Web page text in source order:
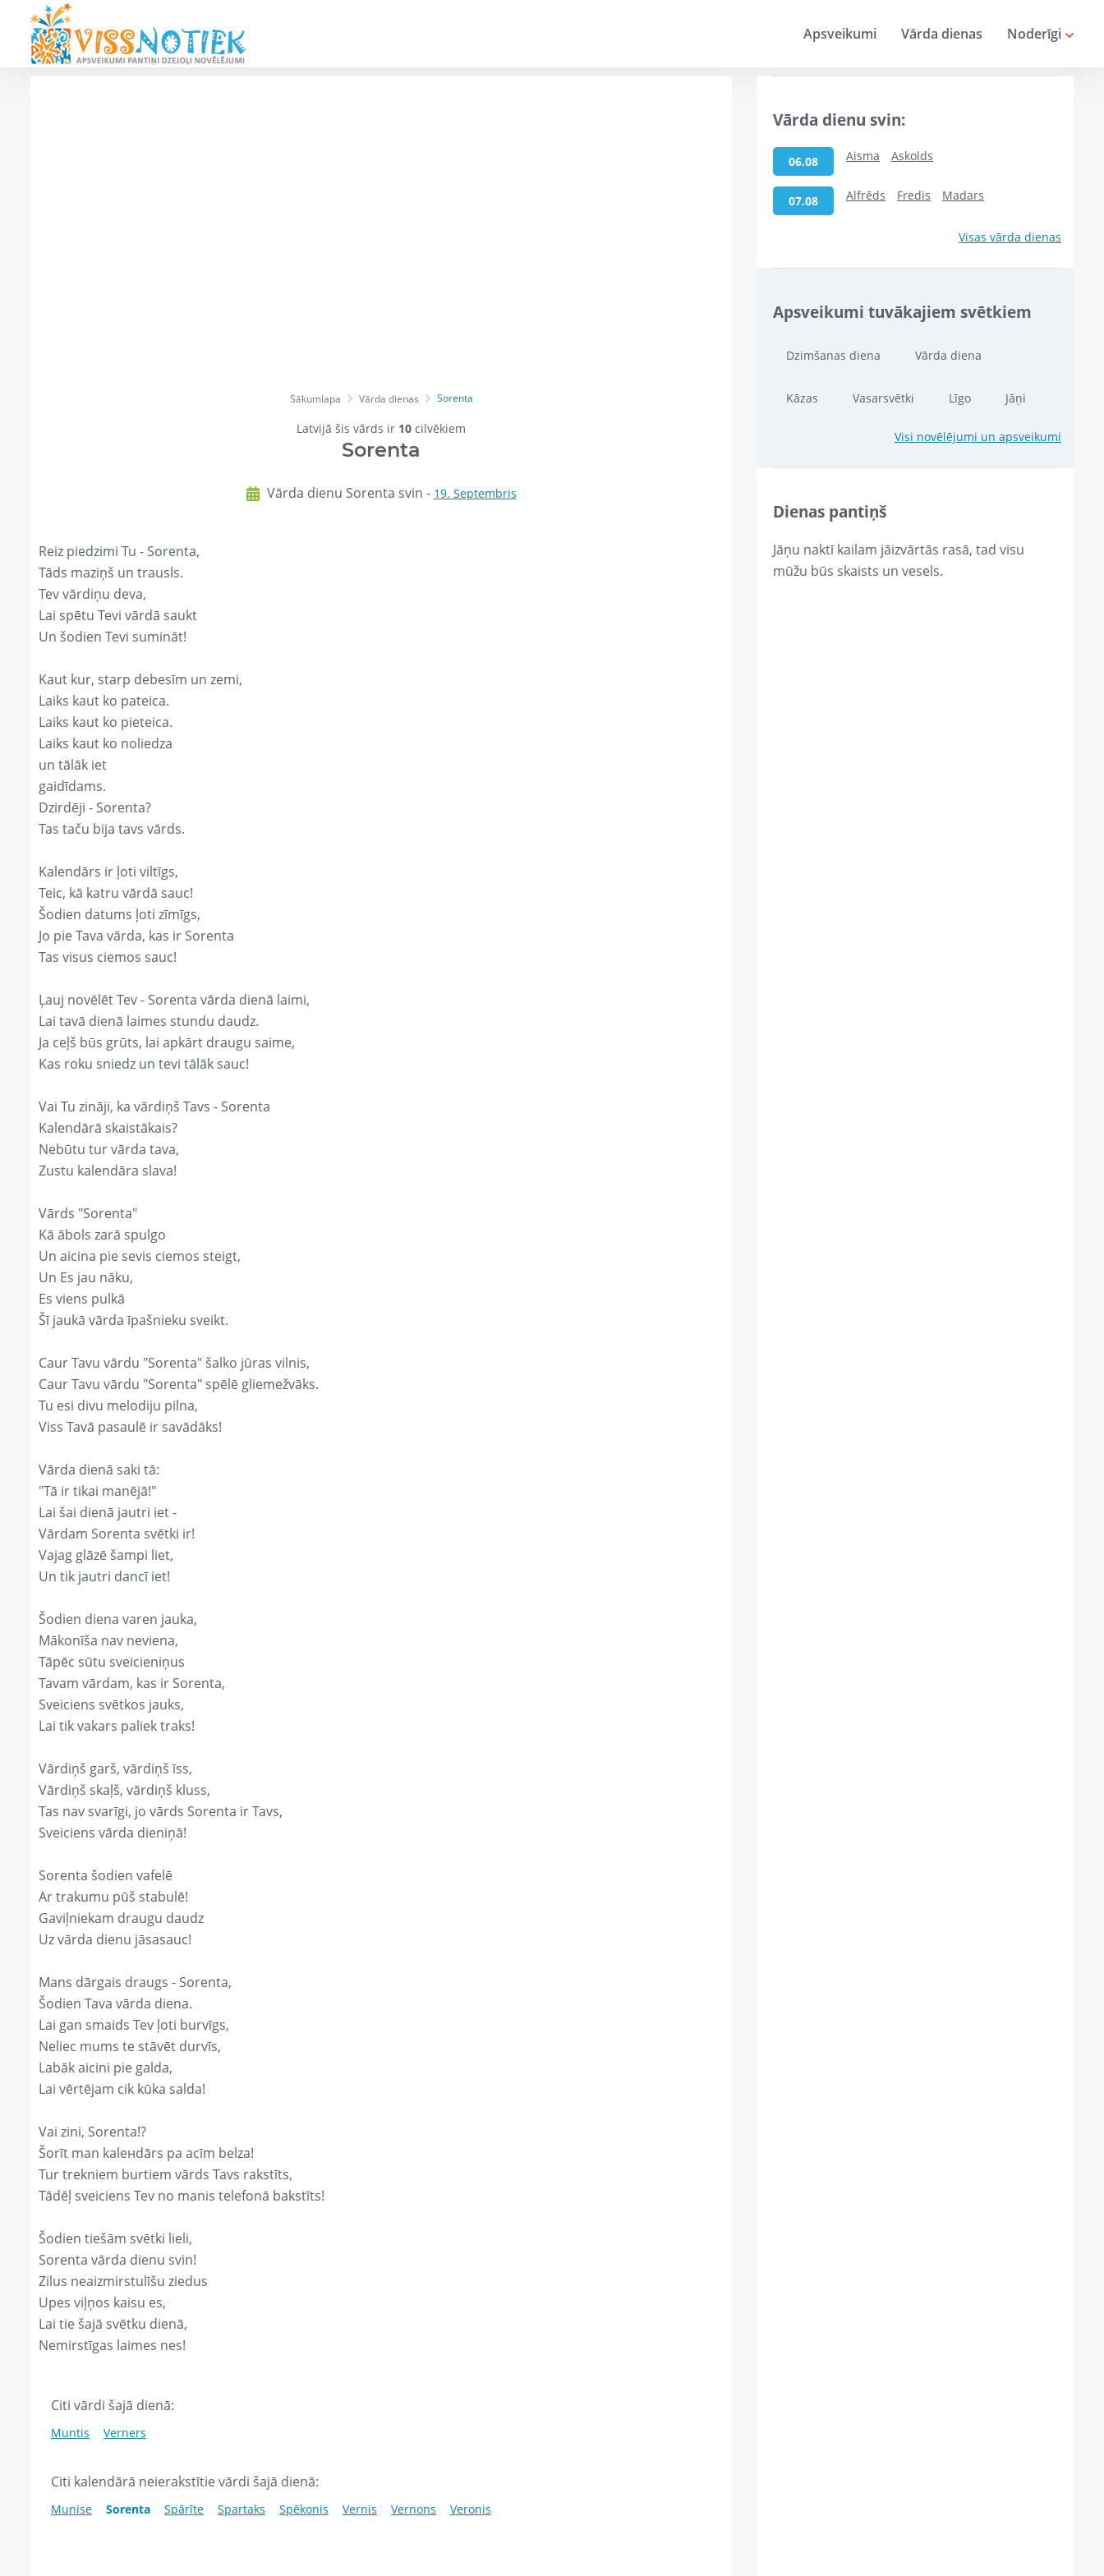
Apsveikumi Vārda dienas Noderīgi
Sākumlapa Vārda dienas Sorenta
Latvijā šis vārds ir 10 cilvēkiem
Sorenta
Vārda dienu Sorenta svin - 19. Septembris
Reiz piedzimi Tu - Sorenta,
Tāds maziņš un trausls.
Tev vārdiņu deva,
Lai spētu Tevi vārdā saukt
Un šodien Tevi sumināt!
Kaut kur, starp debesīm un zemi,
Laiks kaut ko pateica.
Laiks kaut ko pieteica.
Laiks kaut ko noliedza
un tālāk iet
gaidīdams.
Dzirdēji - Sorenta?
Tas taču bija tavs vārds.
Kalendārs ir ļoti viltīgs,
Teic, kā katru vārdā sauc!
Šodien datums ļoti zīmīgs,
Jo pie Tava vārda, kas ir Sorenta
Tas visus ciemos sauc!
Ļauj novēlēt Tev - Sorenta vārda dienā laimi,
Lai tavā dienā laimes stundu daudz.
Ja ceļš būs grūts, lai apkārt draugu saime,
Kas roku sniedz un tevi tālāk sauc!
Vai Tu zināji, ka vārdiņš Tavs - Sorenta
Kalendārā skaistākais?
Nebūtu tur vārda tava,
Zustu kalendāra slava!
Vārds "Sorenta"
Kā ābols zarā spulgo
Un aicina pie sevis ciemos steigt,
Un Es jau nāku,
Es viens pulkā
Šī jaukā vārda īpašnieku sveikt.
Caur Tavu vārdu "Sorenta" šalko jūras vilnis,
Caur Tavu vārdu "Sorenta" spēlē gliemežvāks.
Tu esi divu melodiju pilna,
Viss Tavā pasaulē ir savādāks!
Vārda dienā saki tā:
"Tā ir tikai manējā!"
Lai šai dienā jautri iet -
Vārdam Sorenta svētki ir!
Vajag glāzē šampi liet,
Un tik jautri dancī iet!
Šodien diena varen jauka,
Mākonīša nav neviena,
Tāpēc sūtu sveicieniņus
Tavam vārdam, kas ir Sorenta,
Sveiciens svētkos jauks,
Lai tik vakars paliek traks!
Vārdiņš garš, vārdiņš īss,
Vārdiņš skaļš, vārdiņš kluss,
Tas nav svarīgi, jo vārds Sorenta ir Tavs,
Sveiciens vārda dieniņā!
Sorenta šodien vafelē
Ar trakumu pūš stabulē!
Gaviļniekam draugu daudz
Uz vārda dienu jāsasauc!
Mans dārgais draugs - Sorenta,
Šodien Tava vārda diena.
Lai gan smaids Tev ļoti burvīgs,
Neliec mums te stāvēt durvīs,
Labāk aicini pie galda,
Lai vērtējam cik kūka salda!
Vai zini, Sorenta!?
Šorīt man kaleнdārs pa acīm belza!
Tur trekniem burtiem vārds Tavs rakstīts,
Tādēļ sveiciens Tev no manis telefonā bakstīts!
Šodien tiešām svētki lieli,
Sorenta vārda dienu svin!
Zilus neaizmirstulīšu ziedus
Upes viļņos kaisu es,
Lai tie šajā svētku dienā,
Nemirstīgas laimes nes!
Citi vārdi šajā dienā:
Muntis Verners
Citi kalendārā neierakstītie vārdi šajā dienā:
Munise Sorenta Spārīte Spartaks Spēkonis Vernis Vernons Veronis
Vārda dienu svin:
06.08 Aisma Askolds
07.08 Alfrēds Fredis Madars
Visas vārda dienas
Apsveikumi tuvākajiem svētkiem
Dzimšanas diena Vārda diena
Kāzas Vasarsvētki Līgo Jāņi
Visi novēlējumi un apsveikumi
Dienas pantiņš
Jāņu naktī kailam jāizvārtās rasā, tad visu
mūžu būs skaists un vesels.